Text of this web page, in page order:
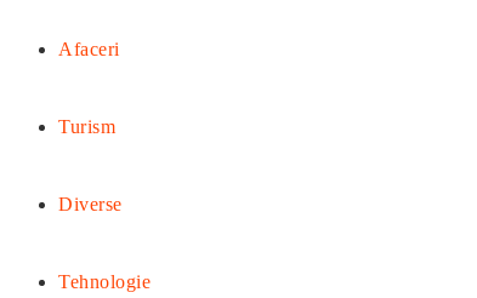
Afaceri
Turism
Diverse
Tehnologie